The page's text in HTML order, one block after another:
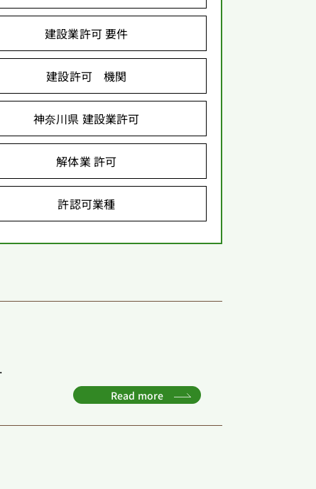
建設業許可 要件
建設許可 機関
神奈川県 建設業許可
解体業 許可
許認可業種
Read more